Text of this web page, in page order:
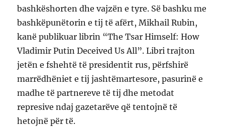
bashkëshorten dhe vajzën e tyre. Së bashku me
bashkëpunëtorin e tij të afërt, Mikhail Rubin,
kanë publikuar librin “The Tsar Himself: How
Vladimir Putin Deceived Us All”. Libri trajton
jetën e fshehtë të presidentit rus, përfshirë
marrëdhëniet e tij jashtëmartesore, pasurinë e
madhe të partnereve të tij dhe metodat
represive ndaj gazetarëve që tentojnë të
hetojnë për të.